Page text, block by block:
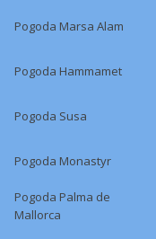
Pogoda Marsa Alam
Pogoda Hammamet
Pogoda Susa
Pogoda Monastyr
Pogoda Palma de
Mallorca